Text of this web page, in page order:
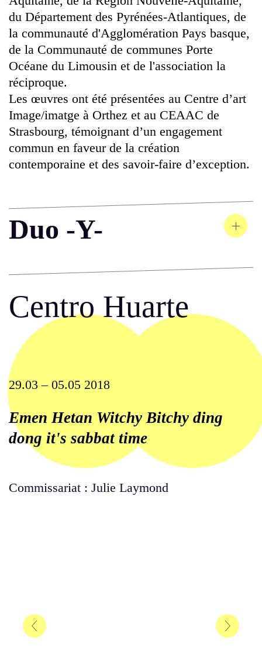
du Département des Pyrénées-Atlantiques, de
la communauté d'Agglomération Pays basque,
de la Communauté de communes Porte
Océane du Limousin et de l'association la
réciproque.
Les œuvres ont été présentées au Centre d’art
Image/imatge à Orthez et au CEAAC de
Strasbourg, témoignant d’un engagement
commun en faveur de la création
contemporaine et des savoir-faire d’exception.
Duo -Y-
Centro Huarte
29.03 – 05.05 2018
Emen Hetan Witchy Bitchy ding
dong it's sabbat time
Commissariat : Julie Laymond